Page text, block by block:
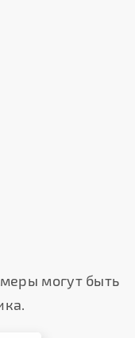
могут быть